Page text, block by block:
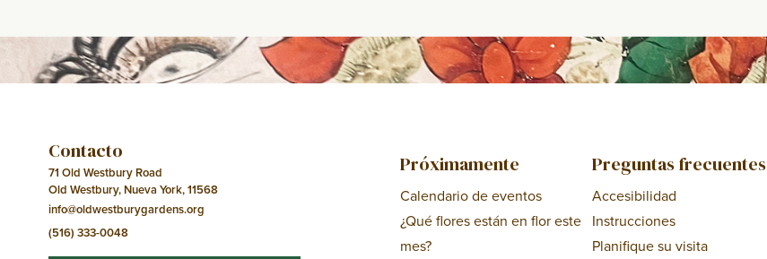
Evento
Contacto
71 Old Westbury Road
Old Westbury, Nueva York, 11568
info@oldwestburygardens.org
(516) 333-0048
Próximamente
Calendario de eventos
¿Qué flores están en flor este
mes?
Preguntas frecuentes
Accesibilidad
Instrucciones
Planifique su visita